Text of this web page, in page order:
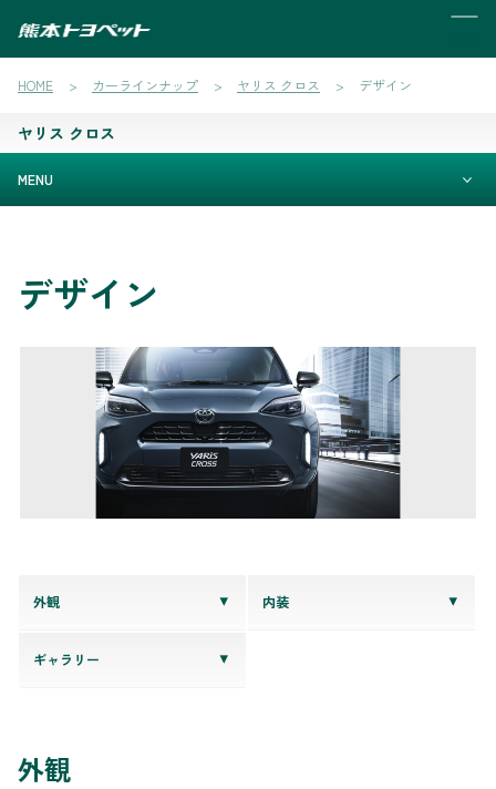
HOME カーラインナップ ヤリス クロス デザイン
ヤリス クロス
MENU
デザイン
外観 内装
ギャラリー
外観